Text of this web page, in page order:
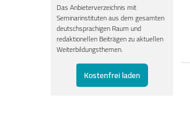
Das Anbieterverzeichnis mit
Seminarinstituten aus dem gesamten
deutschsprachigen Raum und
redaktionellen Beiträgen zu aktuellen
Weiterbildungsthemen.
Kostenfrei laden